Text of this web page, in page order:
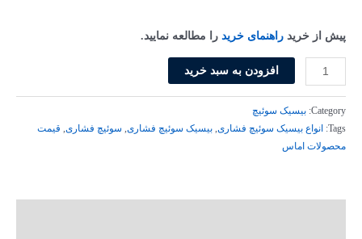
پیش از خرید راهنمای خرید را مطالعه نمایید.
افزودن به سبد خرید
Category: بیسیک سوئیچ
Tags:
انواع بیسیک سوئیچ فشاری, بیسیک سوئیچ فشاری, سوئیچ فشاری, قیمت
محصولات اماس